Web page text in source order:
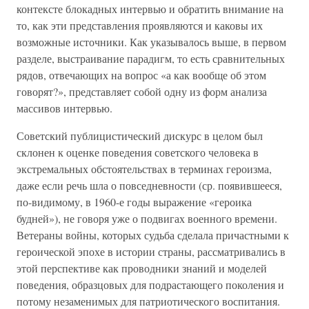
контексте блокадных интервью и обратить внимание на
то, как эти представления проявляются и каковы их
возможные источники. Как указывалось выше, в первом
разделе, выстраивание парадигм, то есть сравнительных
рядов, отвечающих на вопрос «а как вообще об этом
говорят?», представляет собой одну из форм анализа
массивов интервью.
Советский публицистический дискурс в целом был
склонен к оценке поведения советского человека в
экстремальных обстоятельствах в терминах героизма,
даже если речь шла о повседневности (ср. появившееся,
по-видимому, в 1960-е годы выражение «героика
будней»), не говоря уже о подвигах военного времени.
Ветераны войны, которых судьба сделала причастными к
героической эпохе в истории страны, рассматривались в
этой перспективе как проводники знаний и моделей
поведения, образцовых для подрастающего поколения и
потому незаменимых для патриотического воспитания.